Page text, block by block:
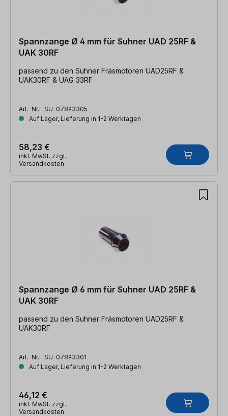
Spannzange Ø 4 mm für Suhner UAD 25RF &
UAK 30RF
passend zu den Suhner Fräsmotoren UAD25RF &
UAK30RF & UAG 33RF
Art.-Nr.: SU-07893305
Auf Lager, Lieferung in 1-2 Werktagen
58,23 €
inkl. MwSt. zzgl.
Versandkosten
Spannzange Ø 6 mm für Suhner UAD 25RF &
UAK 30RF
passend zu den Suhner Fräsmotoren UAD25RF &
UAK30RF
Art.-Nr.: SU-07893301
Auf Lager, Lieferung in 1-2 Werktagen
46,12 €
inkl. MwSt. zzgl.
Versandkosten